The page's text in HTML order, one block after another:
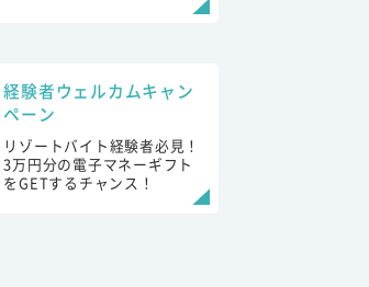
経験者ウェルカムキャン
ペーン
リゾートバイト経験者必見！
3万円分の電子マネーギフト
をGETするチャンス！